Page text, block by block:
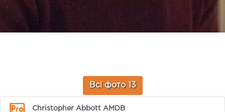
Всі фото 13
Christopher Abbott AMDB